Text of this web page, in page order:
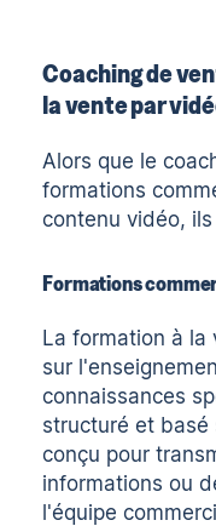
Coaching de
la vente par
Alors que le
formations
contenu vidéo,
Formations
La formation à la
sur
connaissances
structuré et basé
conçu pour
informations ou
l'équipe